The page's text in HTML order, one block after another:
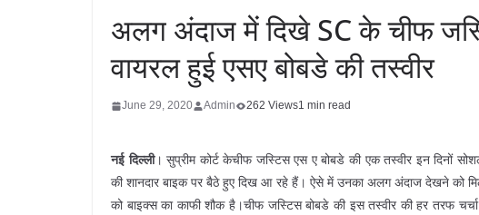
अलग अंदाज में दिखे SC के चीफ
वायरल हुई एसए बोबडे की तस्वीर
June 29, 2020 Admin 262 Views1 min read
नई दिल्ली। सुप्रीम कोर्ट केचीफ जस्टिस एस ए बोबडे की एक तस्वीर इन दिनों
की शानदार बाइक पर बैठे हुए दिख आ रहे हैं। ऐसे में उनका अलग अंदाज देखने को
को बाइक्स का काफी शौक है।चीफ जस्टिस बोबडे की इस तस्वीर की हर तरफ